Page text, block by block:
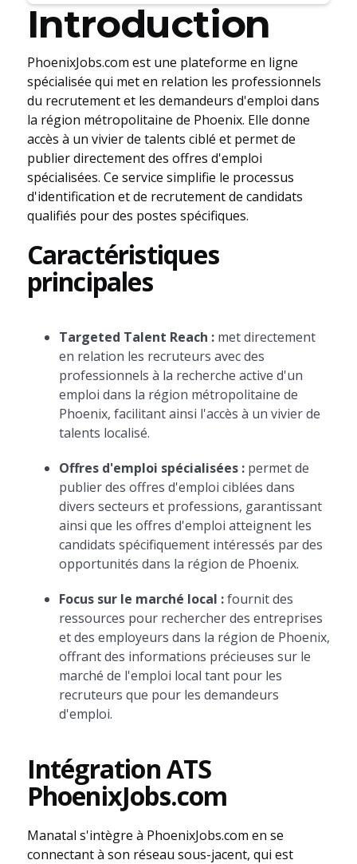
Introduction
PhoenixJobs.com est une plateforme en ligne
spécialisée qui met en relation les professionnels
du recrutement et les demandeurs d'emploi dans
la région métropolitaine de Phoenix. Elle donne
accès à un vivier de talents ciblé et permet de
publier directement des offres d'emploi
spécialisées. Ce service simplifie le processus
d'identification et de recrutement de candidats
qualifiés pour des postes spécifiques.
Caractéristiques
principales
Targeted Talent Reach :met directement
en relation les recruteurs avec des
professionnels à la recherche active d'un
emploi dans la région métropolitaine de
Phoenix, facilitant ainsi l'accès à un vivier de
talents localisé.
Offres d'emploi spécialisées :permet de
publier des offres d'emploi ciblées dans
divers secteurs et professions, garantissant
ainsi que les offres d'emploi atteignent les
candidats spécifiquement intéressés par des
opportunités dans la région de Phoenix.
Focus sur le marché local :fournit des
ressources pour rechercher des entreprises
et des employeurs dans la région de Phoenix,
offrant des informations précieuses sur le
marché de l'emploi local tant pour les
recruteurs que pour les demandeurs
d'emploi.
Intégration ATS
PhoenixJobs.com
Manatal s'intègre à PhoenixJobs.com en se
connectant à son réseau sous-jacent, qui est